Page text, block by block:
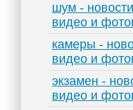
шум -
видео и
камеры -
видео и
экзамен -
видео и